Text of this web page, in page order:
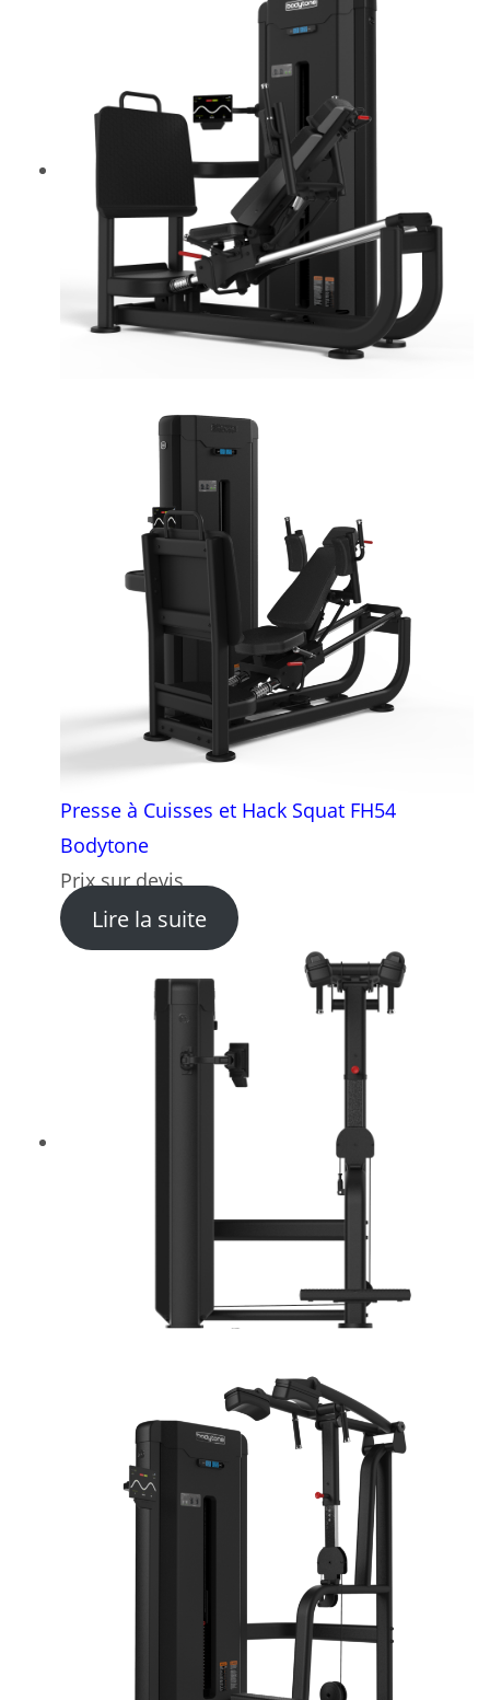
Presse à Cuisses et Hack Squat FH54
Bodytone
Prix sur devis
Lire la suite: Presse à Cuisses et Hack